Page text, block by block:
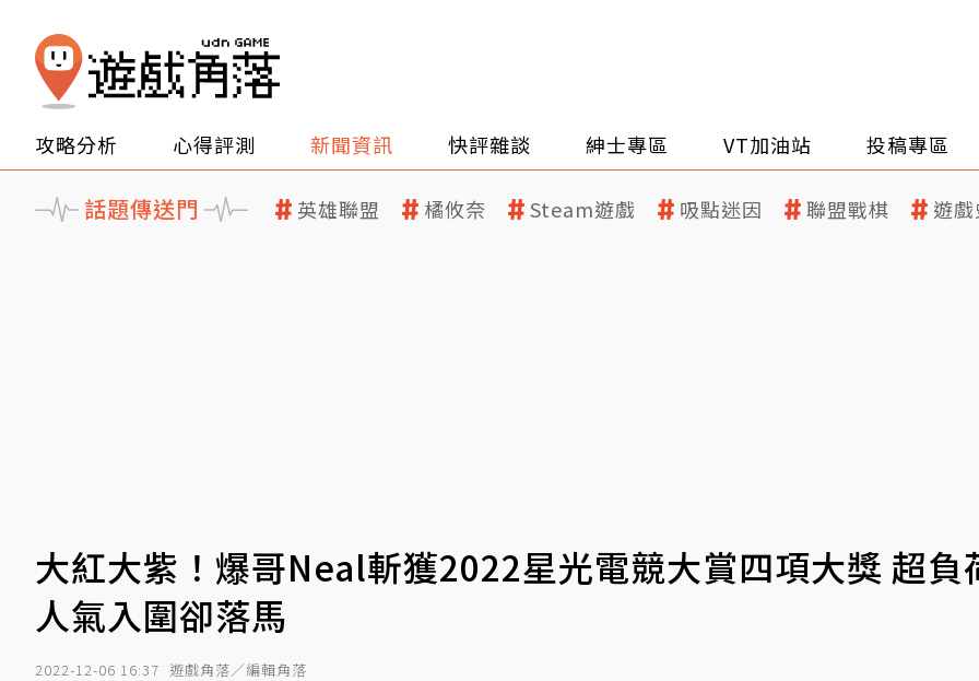
攻略分析 心得評測 新聞資訊 快評雜談 紳士專區 VT加油站 投稿專區
話題傳送門 英雄聯盟 橘攸奈 Steam遊戲 吸點迷因 聯盟戰棋 遊
大紅大紫！爆哥Neal斬獲2022星光電競大賞四項大獎 超負
人氣入圍卻落馬
2022-12-06 16:37 遊戲角落／編輯角落